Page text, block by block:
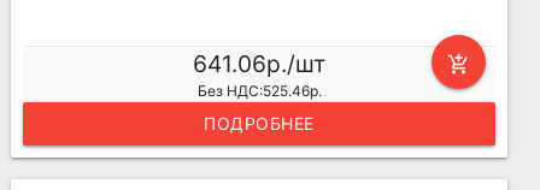
add_shopping_cart
641.06р./шт
Без НДС:525.46р.
ПОДРОБНЕЕ